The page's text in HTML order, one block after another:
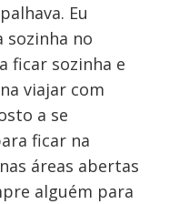
Eu
sozinha no
ficar sozinha e
viajar com
a se
ficar na
áreas abertas
alguém para